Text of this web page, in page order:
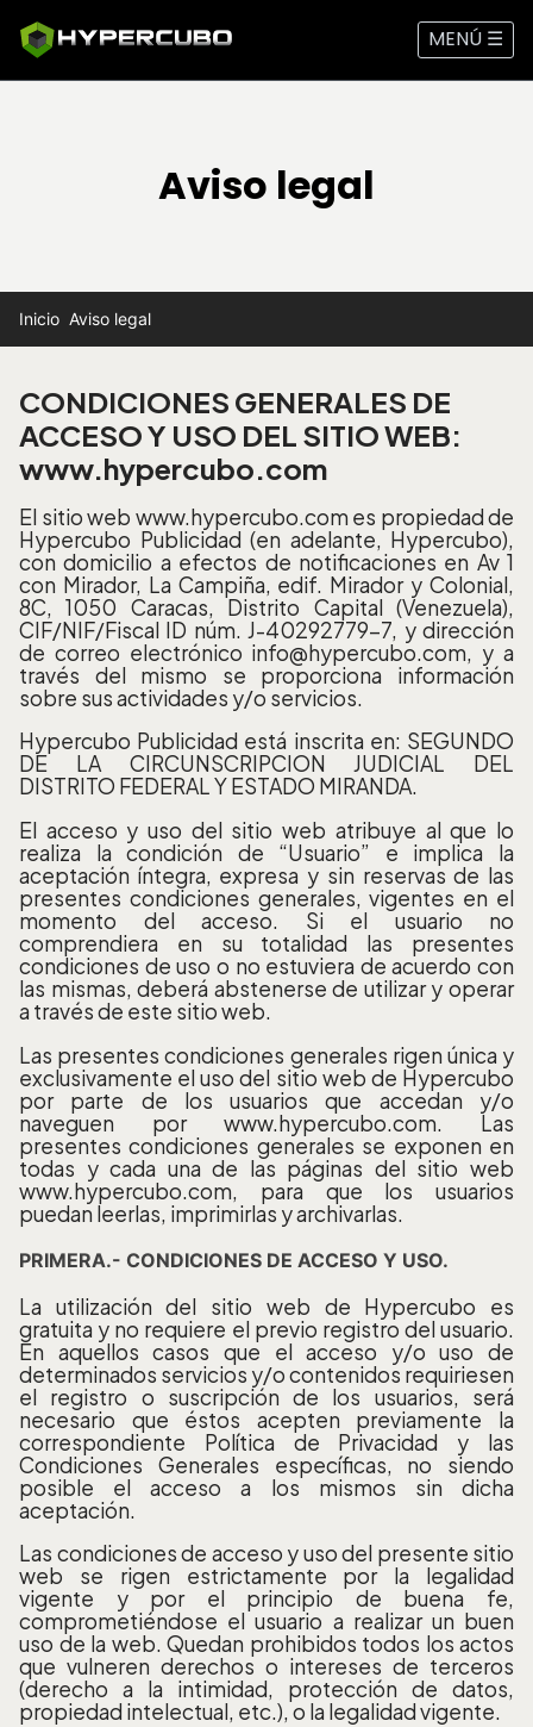
MENÚ ☰
Aviso legal
Inicio Aviso legal
CONDICIONES GENERALES DE
ACCESO Y USO DEL SITIO WEB:
www.hypercubo.com
El sitio web www.hypercubo.com es propiedad de
Hypercubo Publicidad (en adelante, Hypercubo),
con domicilio a efectos de notificaciones en Av 1
con Mirador, La Campiña, edif. Mirador y Colonial,
8C, 1050 Caracas, Distrito Capital (Venezuela),
CIF/NIF/Fiscal ID núm. J-40292779-7, y dirección
de correo electrónico info@hypercubo.com, y a
través del mismo se proporciona información
sobre sus actividades y/o servicios.
Hypercubo Publicidad está inscrita en: SEGUNDO
DE LA CIRCUNSCRIPCION JUDICIAL DEL
DISTRITO FEDERAL Y ESTADO MIRANDA.
El acceso y uso del sitio web atribuye al que lo
realiza la condición de “Usuario” e implica la
aceptación íntegra, expresa y sin reservas de las
presentes condiciones generales, vigentes en el
momento del acceso. Si el usuario no
comprendiera en su totalidad las presentes
condiciones de uso o no estuviera de acuerdo con
las mismas, deberá abstenerse de utilizar y operar
a través de este sitio web.
Las presentes condiciones generales rigen única y
exclusivamente el uso del sitio web de Hypercubo
por parte de los usuarios que accedan y/o
naveguen por www.hypercubo.com. Las
presentes condiciones generales se exponen en
todas y cada una de las páginas del sitio web
www.hypercubo.com, para que los usuarios
puedan leerlas, imprimirlas y archivarlas.
PRIMERA.- CONDICIONES DE ACCESO Y USO.
La utilización del sitio web de Hypercubo es
gratuita y no requiere el previo registro del usuario.
En aquellos casos que el acceso y/o uso de
determinados servicios y/o contenidos requiriesen
el registro o suscripción de los usuarios, será
necesario que éstos acepten previamente la
correspondiente Política de Privacidad y las
Condiciones Generales específicas, no siendo
posible el acceso a los mismos sin dicha
aceptación.
Las condiciones de acceso y uso del presente sitio
web se rigen estrictamente por la legalidad
vigente y por el principio de buena fe,
comprometiéndose el usuario a realizar un buen
uso de la web. Quedan prohibidos todos los actos
que vulneren derechos o intereses de terceros
(derecho a la intimidad, protección de datos,
propiedad intelectual, etc.), o la legalidad vigente.